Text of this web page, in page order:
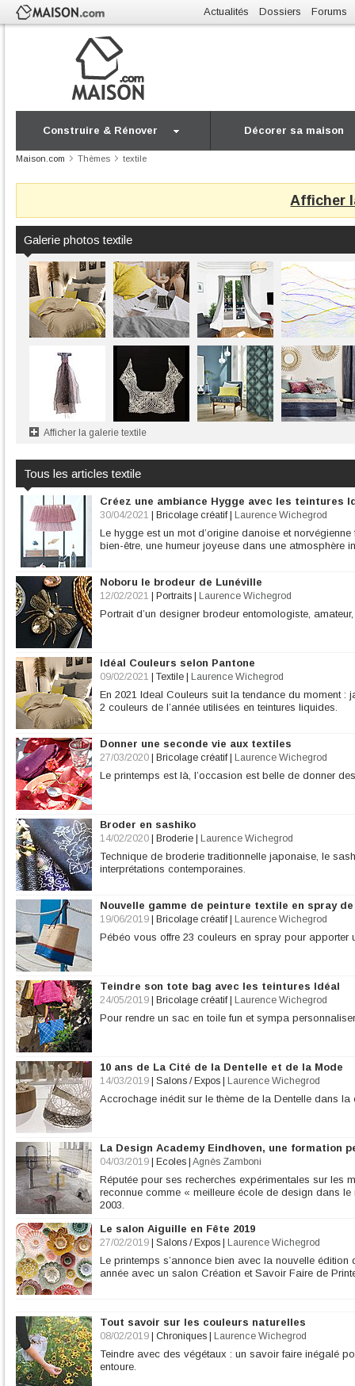
Actualités Dossiers Forums
Construire & Rénover Décorer sa maison
Maison.com Thèmes textile
Afficher
Galerie photos textile
Afficher la galerie textile
Tous les articles textile
Créez une ambiance Hygge avec les teintures
30/04/2021 Bricolage créatif| Laurence Wichegrod
Le hygge est un mot d’origine danoise et
bien-être, une humeur joyeuse dans une atmosphère
Noboru le brodeur de Lunéville
12/02/2021 Portraits Laurence Wichegrod
Portrait d’un designer brodeur entomologiste,
Idéal Couleurs selon Pantone
09/02/2021 Textile Laurence Wichegrod
En 2021 Ideal Couleurs suit la tendance du moment :
2 couleurs de l’année utilisées en teintures liquides.
Donner une seconde vie aux textiles
27/03/2020 Bricolage créatif| Laurence Wichegrod
Le printemps est là, l’occasion est belle de donner
Broder en sashiko
14/02/2020 Broderie Laurence Wichegrod
Technique de broderie traditionnelle japonaise, le
interprétations contemporaines.
Nouvelle gamme de peinture textile en spray de
19/06/2019 Bricolage créatif| Laurence Wichegrod
Pébéo vous offre 23 couleurs en spray pour apporter
Teindre son tote bag avec les teintures Idéal
24/05/2019 Bricolage créatif| Laurence Wichegrod
Pour rendre un sac en toile fun et sympa
10 ans de La Cité de la Dentelle et de la Mode
14/03/2019 Salons / Expos Laurence Wichegrod
Accrochage inédit sur le thème de la Dentelle dans la
La Design Academy Eindhoven, une formation
04/03/2019 Ecoles Agnès Zamboni
Réputée pour ses recherches expérimentales sur les
reconnue comme « meilleure école de design dans
2003.
Le salon Aiguille en Fête 2019
27/02/2019 Salons / Expos Laurence Wichegrod
Le printemps s’annonce bien avec la nouvelle
année avec un salon Création et Savoir Faire de
Tout savoir sur les couleurs naturelles
08/02/2019 Chroniques Laurence Wichegrod
Teindre avec des végétaux : un savoir faire inégalé
entoure.